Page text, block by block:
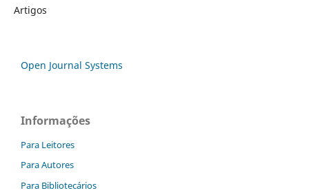
Artigos
Open Journal Systems
Informações
Para Leitores
Para Autores
Para Bibliotecários